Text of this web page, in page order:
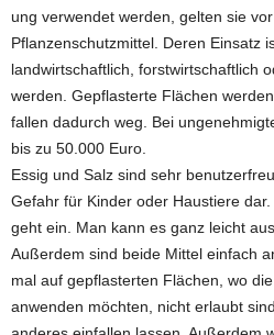
ung verwendet werden, gelten sie
Pflanzenschutzmittel. Deren Einsatz
landwirtschaftlich, forstwirtschaftlich
werden. Gepflasterte Flächen
fallen dadurch weg. Bei
bis zu 50.000 Euro.
Essig und Salz sind sehr
Gefahr für Kinder oder Haustiere
geht ein. Man kann es ganz leicht
Außerdem sind beide Mittel einfach
mal auf gepflasterten Flächen, wo
anwenden möchten, nicht erlaubt